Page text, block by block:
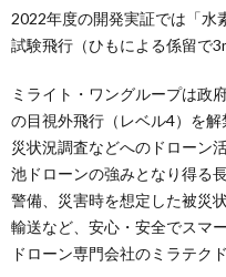
2022年度の開発実証では「水
試験飛行（ひもによる係留で
ミライト・ワングループは政
の目視外飛行（レベル4）を
災状況調査などへのドローン
池ドローンの強みとなり得る
警備、災害時を想定した被災
輸送など、安心・安全でスマ
ドローン専門会社のミラテク